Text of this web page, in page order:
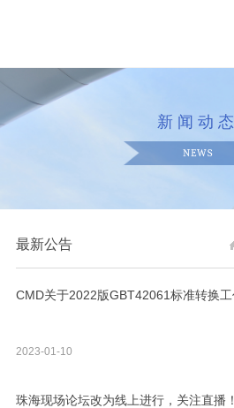
新闻动态
NEWS
最新公告
CMD关于2022版GBT42061标准转换
2023-01-10
珠海现场论坛改为线上进行，关注直播